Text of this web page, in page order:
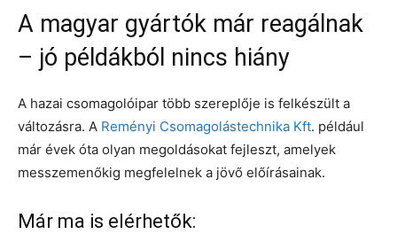
A magyar gyártók már reagálnak
– jó példákból nincs hiány
A hazai csomagolóipar több szereplője is felkészült a
változásra. A Reményi Csomagolástechnika Kft. például
már évek óta olyan megoldásokat fejleszt, amelyek
messzemenőkig megfelelnek a jövő előírásainak.
Már ma is elérhetők: